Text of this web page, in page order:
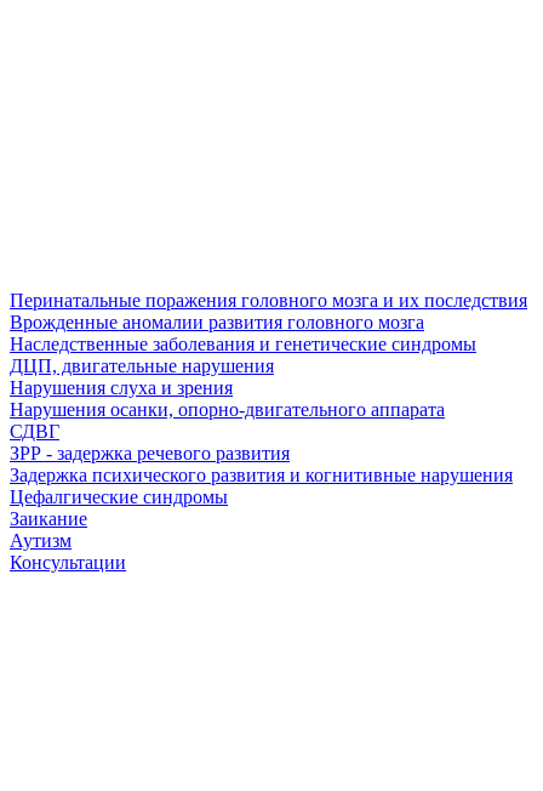
Перинатальные поражения головного мозга и их последствия
Врожденные аномалии развития головного мозга
Наследственные заболевания и генетические синдромы
ДЦП, двигательные нарушения
Нарушения слуха и зрения
Нарушения осанки, опорно-двигательного аппарата
СДВГ
ЗРР - задержка речевого развития
Задержка психического развития и когнитивные нарушения
Цефалгические синдромы
Заикание
Аутизм
Консультации